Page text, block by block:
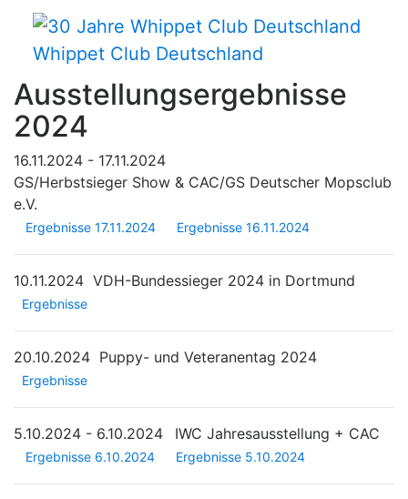
Whippet Club Deutschland
Ausstellungsergebnisse
2024
16.11.2024 - 17.11.2024
GS/Herbstsieger Show & CAC/GS Deutscher Mopsclub
e.V.
Ergebnisse 17.11.2024 Ergebnisse 16.11.2024
10.11.2024 VDH-Bundessieger 2024 in Dortmund
Ergebnisse
20.10.2024 Puppy- und Veteranentag 2024
Ergebnisse
5.10.2024 - 6.10.2024 IWC Jahresausstellung + CAC
Ergebnisse 6.10.2024 Ergebnisse 5.10.2024